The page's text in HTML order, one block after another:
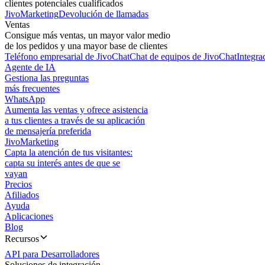
clientes potenciales cualificados
JivoMarketingDevolución de llamadas
Ventas
Consigue más ventas, un mayor valor medio
de los pedidos y una mayor base de clientes
Teléfono empresarial de JivoChatChat de equipos de JivoChat
Agente de IA
Gestiona las preguntas
más frecuentes
WhatsApp
Aumenta las ventas y ofrece asistencia
a tus clientes a través de su aplicación
de mensajería preferida
JivoMarketing
Capta la atención de tus visitantes:
capta su interés antes de que se
vayan
Precios
Afiliados
Ayuda
Aplicaciones
Blog
Recursos
API para Desarrolladores